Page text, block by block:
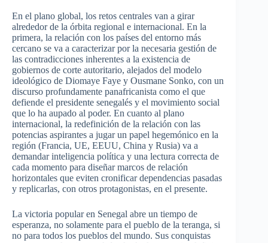
En el plano global, los retos centrales van a girar
alrededor de la órbita regional e internacional. En la
primera, la relación con los países del entorno más
cercano se va a caracterizar por la necesaria gestión de
las contradicciones inherentes a la existencia de
gobiernos de corte autoritario, alejados del modelo
ideológico de Diomaye Faye y Ousmane Sonko, con un
discurso profundamente panafricanista como el que
defiende el presidente senegalés y el movimiento social
que lo ha aupado al poder. En cuanto al plano
internacional, la redefinición de la relación con las
potencias aspirantes a jugar un papel hegemónico en la
región (Francia, UE, EEUU, China y Rusia) va a
demandar inteligencia política y una lectura correcta de
cada momento para diseñar marcos de relación
horizontales que eviten cronificar dependencias pasadas
y replicarlas, con otros protagonistas, en el presente.
La victoria popular en Senegal abre un tiempo de
esperanza, no solamente para el pueblo de la teranga, si
no para todos los pueblos del mundo. Sus conquistas